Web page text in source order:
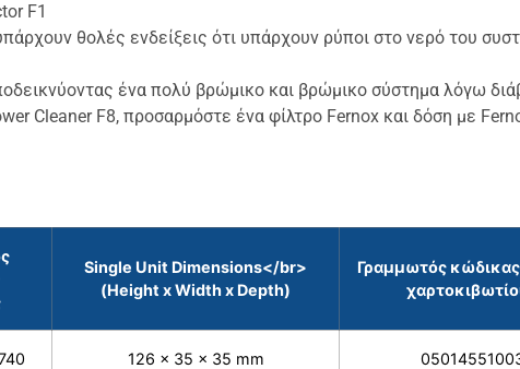
F1
θολές ενδείξεις ότι υπάρχουν ρύποι στο νερό του
ένα πολύ βρώμικο και βρώμικο σύστημα λόγω
Cleaner F8, προσαρμόστε ένα φίλτρο Fernox και δόση με
Single Unit Dimensions</br>
(Height x Width x Depth)
Γραμμωτός
126 x 35 x 35 mm